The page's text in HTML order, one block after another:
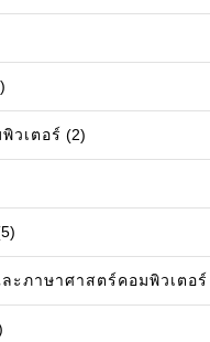
วเตอร์ (2)
ะภาษาศาสตร์คอมพิวเตอร์